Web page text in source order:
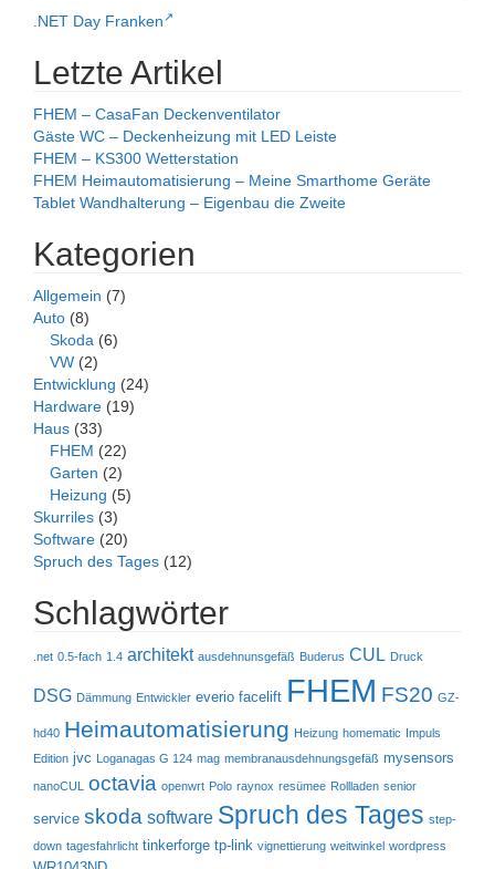
.NET Day Franken
Letzte Artikel
FHEM – CasaFan Deckenventilator
Gäste WC – Deckenheizung mit LED Leiste
FHEM – KS300 Wetterstation
FHEM Heimautomatisierung – Meine Smarthome Geräte
Tablet Wandhalterung – Eigenbau die Zweite
Kategorien
Allgemein (7)
Auto (8)
Skoda (6)
VW (2)
Entwicklung (24)
Hardware (19)
Haus (33)
FHEM (22)
Garten (2)
Heizung (5)
Skurriles (3)
Software (20)
Spruch des Tages (12)
Schlagwörter
.net 0.5-fach 1.4 architekt ausdehnunsgefäß Buderus CUL Druck
DSG Dämmung Entwickler everio facelift FHEM FS20 GZ-
hd40 Heimautomatisierung Heizung homematic
Impuls
Edition jvc Loganagas G 124 mag membranausdehnungsgefäß mysensors
nanoCUL octavia openwrt Polo raynox resümee Rollladen senior
service skoda software Spruch des Tages step-
down tagesfahrlicht tinkerforge tp-link vignettierung weitwinkel wordpress